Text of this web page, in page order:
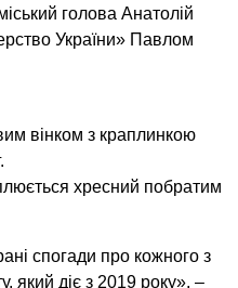
голова Анатолій
України» Павлом
вінком з краплинкою
хресний побратим
спогади про кожного з
який діє з 2019 року», –